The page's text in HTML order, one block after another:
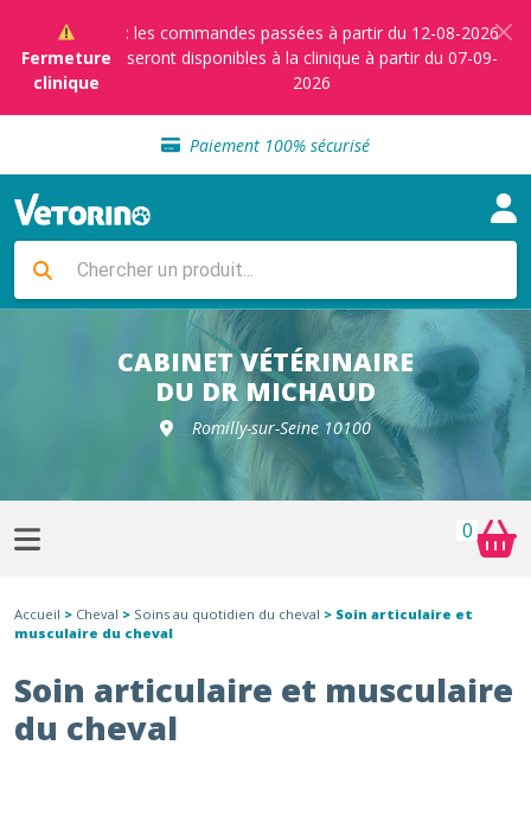
Fermeture
clinique
: les commandes passées à partir du 12-08-2026
seront disponibles à la clinique à partir du 07-09-
2026
Sélection de croquettes vétérinaire
Paiement 100% sécurisé
Livraison gratuite en clinique vétérinaire
Sélection de croquettes vétérinaire
Livraison gratuite en clinique vétérinaire
Retour gratuit en clinique
Sélection de croquettes vétérinaire
CABINET VÉTÉRINAIRE
DU DR MICHAUD
Romilly-sur-Seine 10100
0
Accueil > Cheval > Soins au quotidien du cheval > Soin articulaire et
musculaire du cheval
Soin articulaire et musculaire
du cheval